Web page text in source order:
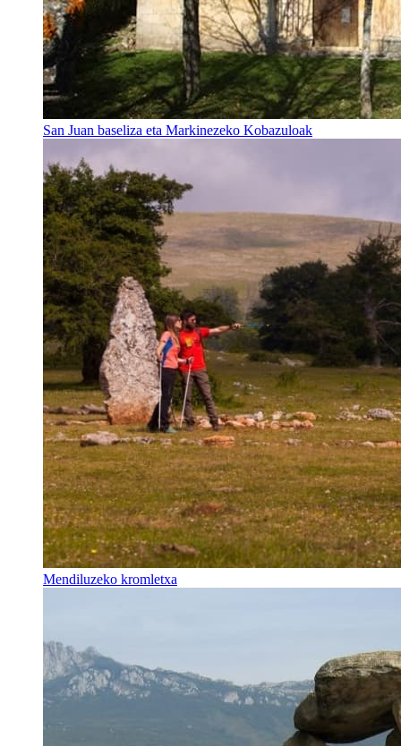
San Juan baseliza eta Markinezeko Kobazuloak
Mendiluzeko kromletxa